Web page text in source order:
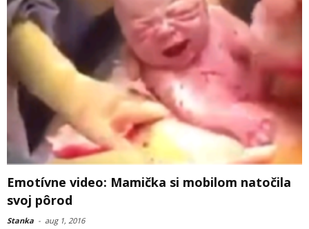
Emotívne video: Mamička si mobilom natočila
svoj pôrod
Stanka - aug 1, 2016